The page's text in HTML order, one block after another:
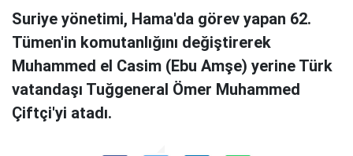
Suriye yönetimi, Hama'da görev yapan 62.
Tümen'in komutanlığını değiştirerek
Muhammed el Casim (Ebu Amşe) yerine Türk
vatandaşı Tuğgeneral Ömer Muhammed
Çiftçi'yi atadı.